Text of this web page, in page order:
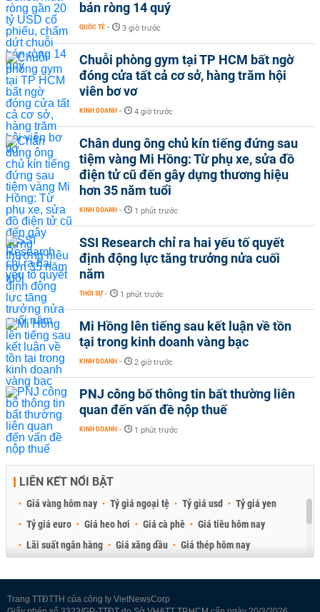
bán ròng 14 quý
QUỐC TẾ - 3 giờ trước
Chuỗi phòng gym tại TP HCM bất ngờ
đóng cửa tất cả cơ sở, hàng trăm hội
viên bơ vơ
KINH DOANH - 4 giờ trước
Chân dung ông chủ kín tiếng đứng sau
tiệm vàng Mi Hồng: Từ phụ xe, sửa đồ
điện tử cũ đến gây dựng thương hiệu
hơn 35 năm tuổi
KINH DOANH - 1 phút trước
SSI Research chỉ ra hai yếu tố quyết
định động lực tăng trưởng nửa cuối
năm
THỜI SỰ - 1 phút trước
Mi Hồng lên tiếng sau kết luận về tồn
tại trong kinh doanh vàng bạc
KINH DOANH - 2 giờ trước
PNJ công bố thông tin bất thường liên
quan đến vấn đề nộp thuế
KINH DOANH - 1 phút trước
LIÊN KẾT NỔI BẬT
Giá vàng hôm nay Tỷ giá ngoại tệ Tỷ giá usd
Tỷ giá yen
Tỷ giá euro
Giá heo hơi Giá cà phê
Giá tiêu hôm nay
Lãi suất ngân hàng
Giá xăng dầu
Giá thép hôm nay
Trang TTĐTTH của công ty VietNewsCorp